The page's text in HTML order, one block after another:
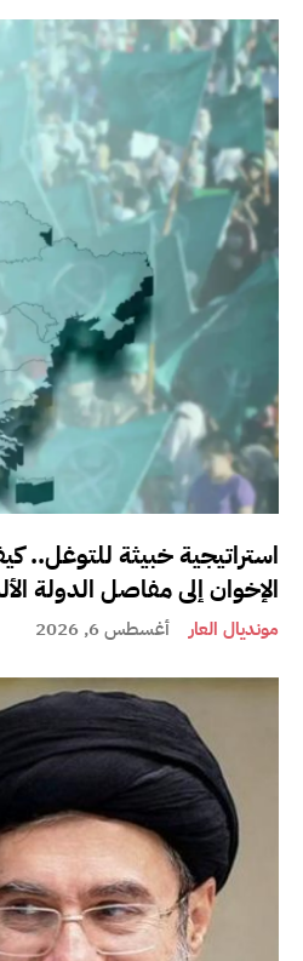
استراتيجية خبيثة
الإخوان إلى مفاصل الدولة
مونديال العار أغسطس 6, 2026